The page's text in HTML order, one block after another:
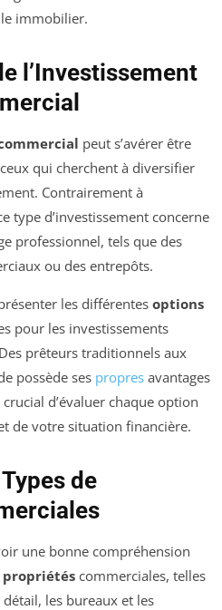
immobilier.
l’Investissement
peut s’avérer être
qui cherchent à diversifier
Contrairement à
type d’investissement concerne
professionnel, tels que des
ou des entrepôts.
les différentes options
pour les investissements
prêteurs traditionnels aux
possède ses propres avantages
d’évaluer chaque option
de votre situation financière.
de
une bonne compréhension
propriétés commerciales, telles
les bureaux et les